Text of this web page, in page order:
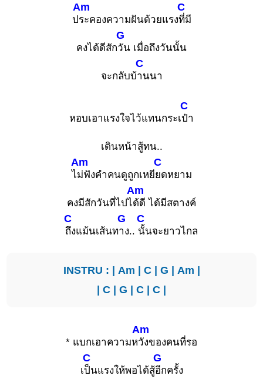
ป
Am
ระคองความฝันด้วยแรง
C
ที่มี
คงได้ดีสัก
G
วัน เมื่อถึงวันนั้น
จะกลับบ้
C
านนา
หอบเอาแรงใจไว้แทนกระเ
C
ป๋า
เดินหน้าสู้ทน..
ไ
Am
ม่ฟังคำคนดูถูกเหยี
C
ยดหยาม
คงมีสักวันที่ไปไ
Am
ด้ดี ได้มีสตางค์
C
ถึงแม้นเส้นท
G
าง..
C
นั้นจะยาวไกล
INSTRU : | Am | C| G | Am |
| C | G | C | C |
* แบกเอาความห
Am
วังของคนที่รอ
เ
C
ป็นแรงให้พอได้สู้
G
อีกครั้ง